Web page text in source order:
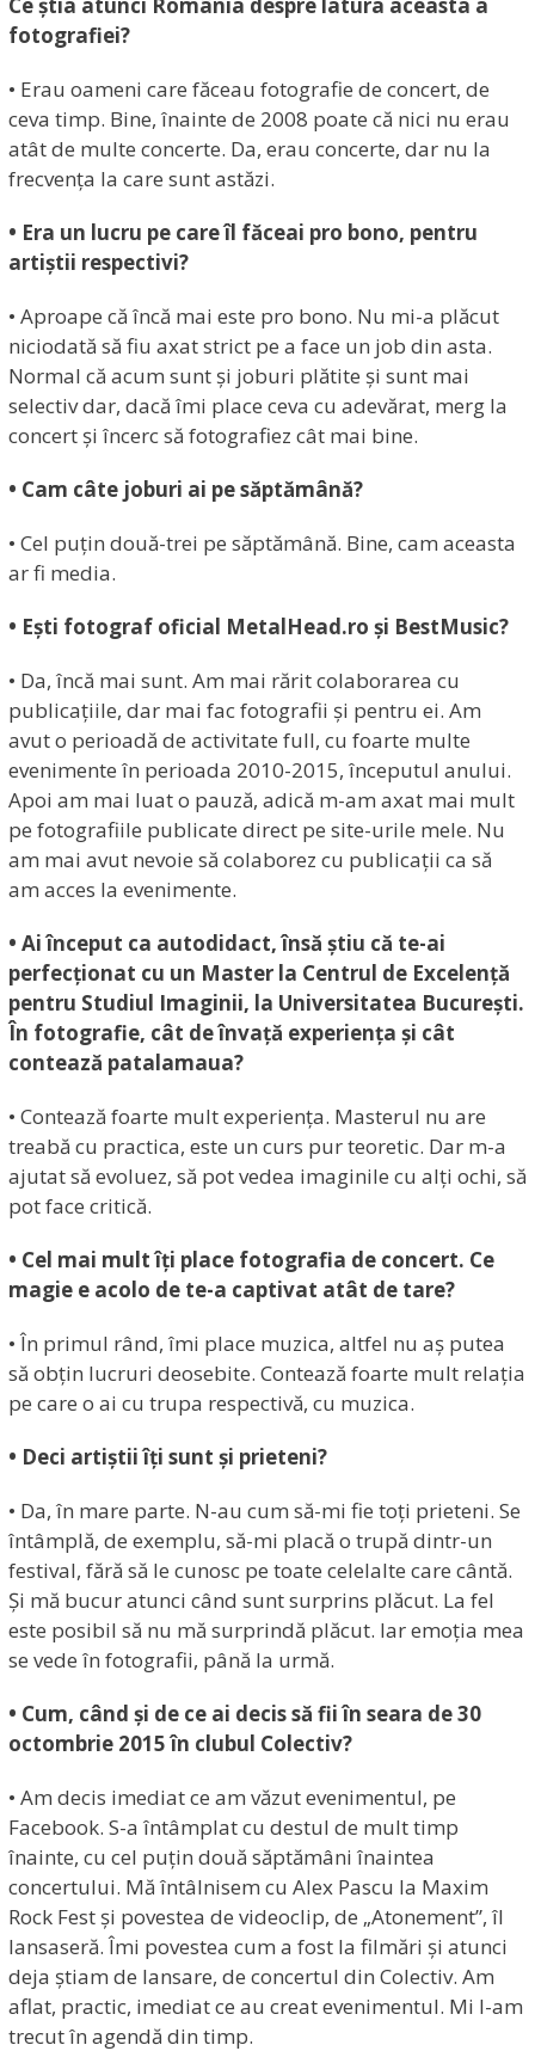
fotografiei?
• Erau oameni care făceau fotografie de concert, de
ceva timp. Bine, înainte de 2008 poate că nici nu erau
atât de multe concerte. Da, erau concerte, dar nu la
frecvența la care sunt astăzi.
• Era un lucru pe care îl făceai pro bono, pentru
artiștii respectivi?
• Aproape că încă mai este pro bono. Nu mi-a plăcut
niciodată să fiu axat strict pe a face un job din asta.
Normal că acum sunt și joburi plătite și sunt mai
selectiv dar, dacă îmi place ceva cu adevărat, merg la
concert și încerc să fotografiez cât mai bine.
• Cam câte joburi ai pe săptămână?
• Cel puțin două-trei pe săptămână. Bine, cam aceasta
ar fi media.
• Ești fotograf oficial MetalHead.ro și BestMusic?
• Da, încă mai sunt. Am mai rărit colaborarea cu
publicațiile, dar mai fac fotografii și pentru ei. Am
avut o perioadă de activitate full, cu foarte multe
evenimente în perioada 2010-2015, începutul anului.
Apoi am mai luat o pauză, adică m-am axat mai mult
pe fotografiile publicate direct pe site-urile mele. Nu
am mai avut nevoie să colaborez cu publicații ca să
am acces la evenimente.
• Ai început ca autodidact, însă știu că te-ai
perfecționat cu un Master la Centrul de Excelență
pentru Studiul Imaginii, la Universitatea București.
În fotografie, cât de învață experiența și cât
contează patalamaua?
• Contează foarte mult experiența. Masterul nu are
treabă cu practica, este un curs pur teoretic. Dar m-a
ajutat să evoluez, să pot vedea imaginile cu alți ochi, să
pot face critică.
• Cel mai mult îți place fotografia de concert. Ce
magie e acolo de te-a captivat atât de tare?
• În primul rând, îmi place muzica, altfel nu aș putea
să obțin lucruri deosebite. Contează foarte mult relația
pe care o ai cu trupa respectivă, cu muzica.
• Deci artiștii îți sunt și prieteni?
• Da, în mare parte. N-au cum să-mi fie toți prieteni. Se
întâmplă, de exemplu, să-mi placă o trupă dintr-un
festival, fără să le cunosc pe toate celelalte care cântă.
Și mă bucur atunci când sunt surprins plăcut. La fel
este posibil să nu mă surprindă plăcut. Iar emoția mea
se vede în fotografii, până la urmă.
• Cum, când și de ce ai decis să fii în seara de 30
octombrie 2015 în clubul Colectiv?
• Am decis imediat ce am văzut evenimentul, pe
Facebook. S-a întâmplat cu destul de mult timp
înainte, cu cel puțin două săptămâni înaintea
concertului. Mă întâlnisem cu Alex Pascu la Maxim
Rock Fest și povestea de videoclip, de „Atonement”, îl
lansaseră. Îmi povestea cum a fost la filmări și atunci
deja știam de lansare, de concertul din Colectiv. Am
aflat, practic, imediat ce au creat evenimentul. Mi l-am
trecut în agendă din timp.